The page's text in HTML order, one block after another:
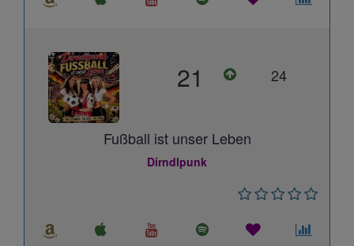
21 24
Fußball ist unser Leben
Dirndlpunk